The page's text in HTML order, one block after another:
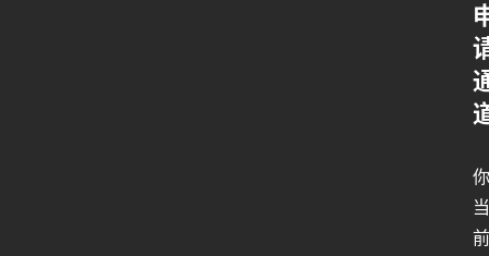
你
当
前